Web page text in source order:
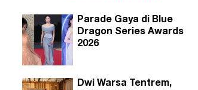
Parade Gaya di Blue
Dragon Series Awards
2026
Dwi Warsa Tentrem,